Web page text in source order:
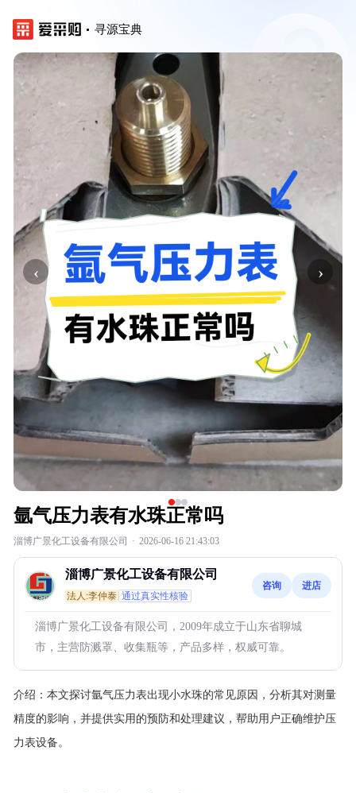
寻源宝典
‹ ›
氩气压力表有水珠正常吗
淄博广景化工设备有限公司 · 2026-06-16 21:43:03
淄博广景化工设备有限公司
法人:李仲泰 通过真实性核验
咨询 进店
淄博广景化工设备有限公司，2009年成立于山东省聊城
市，主营防溅罩、收集瓶等，产品多样，权威可靠。
介绍： 本文探讨氩气压力表出现小水珠的常见原因，分析其对测量
精度的影响，并提供实用的预防和处理建议，帮助用户正确维护压
力表设备。